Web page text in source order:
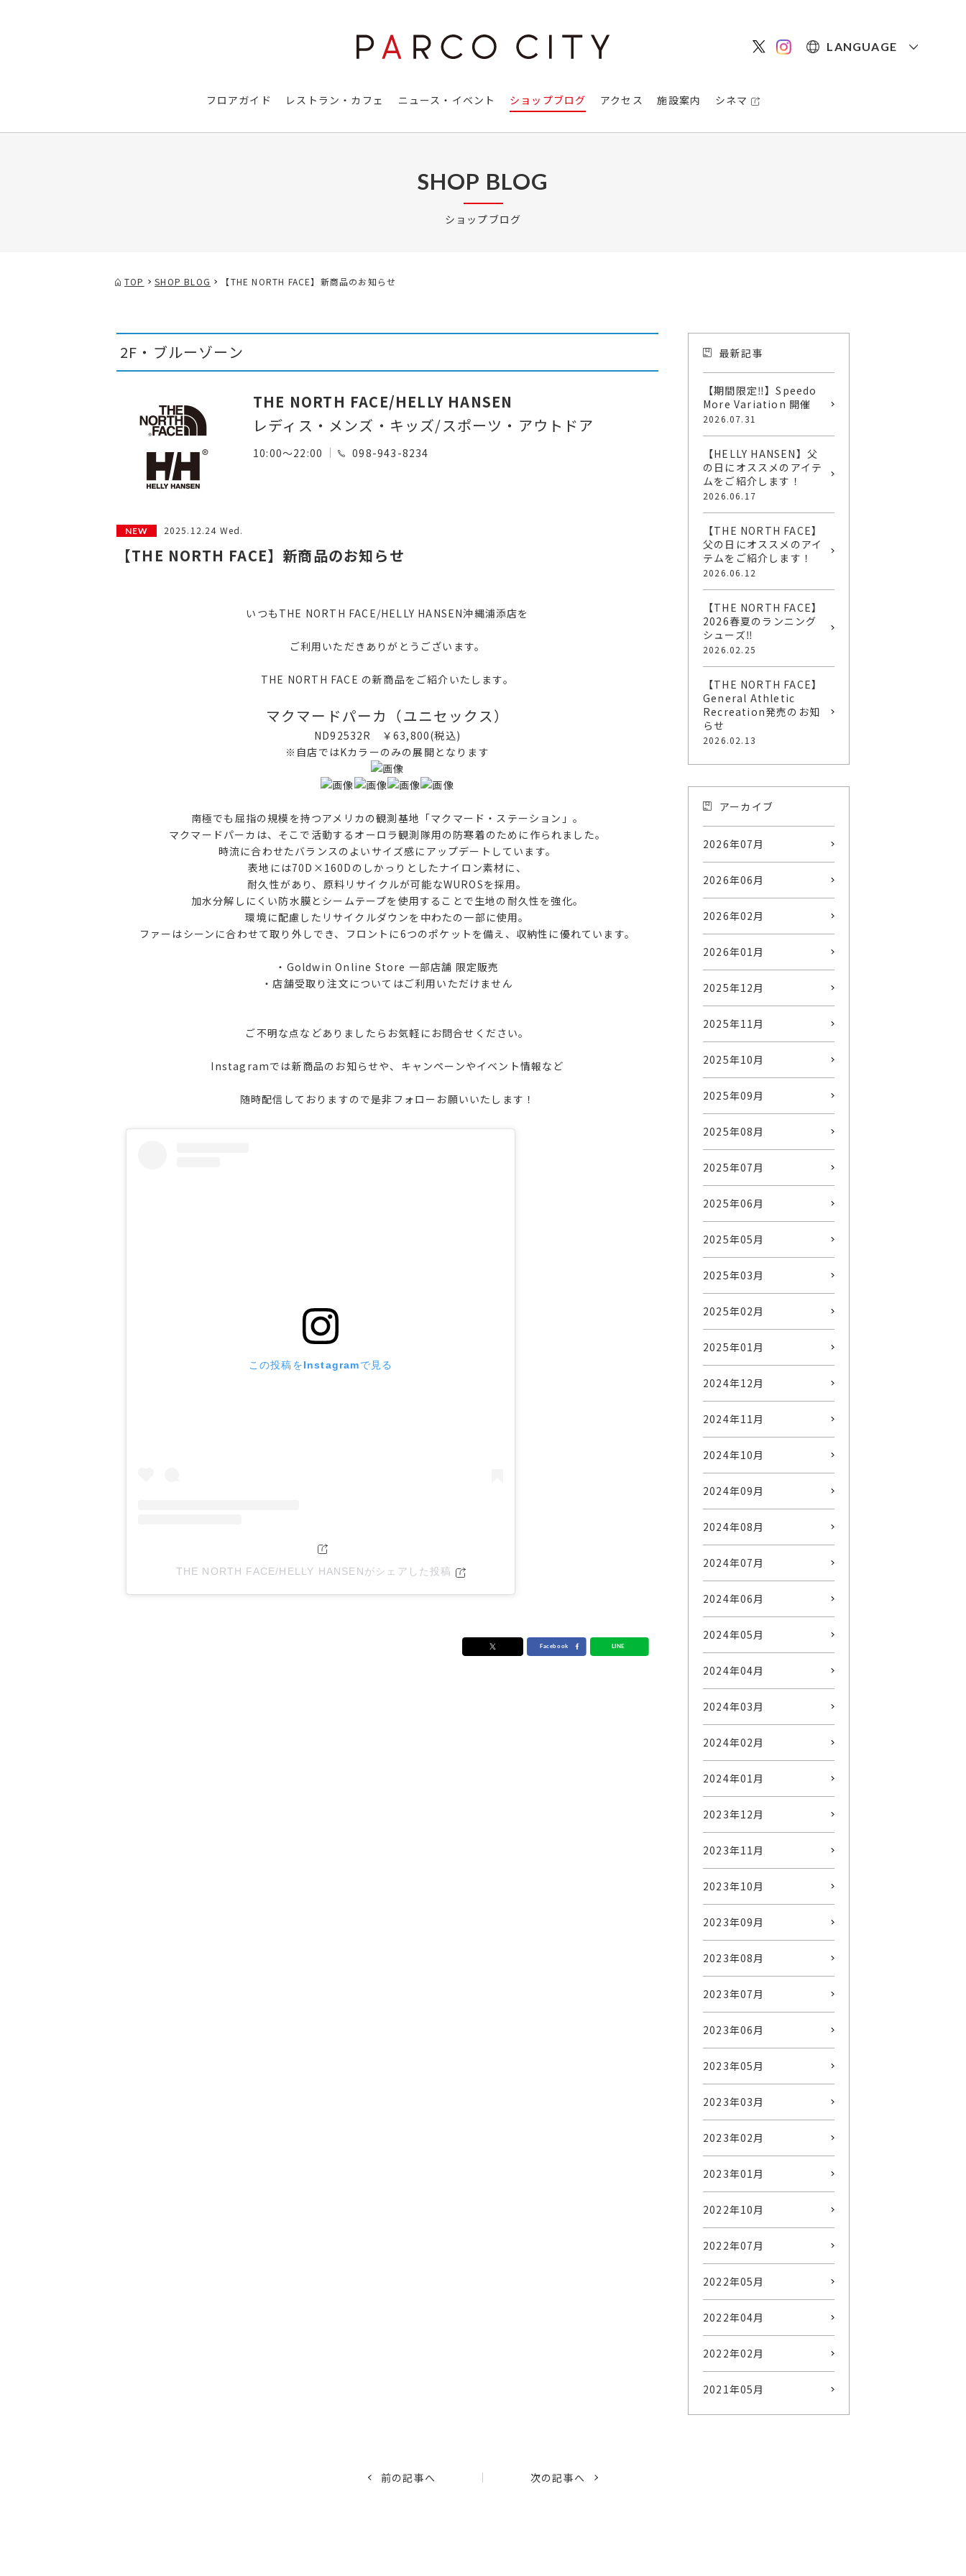
LANGUAGE
フロアガイド レストラン・カフェ ニュース・イベント ショップブログ アクセス 施設案内 シネマ
SHOP BLOG
ショップブログ
TOP SHOP BLOG 【THE NORTH FACE】新商品のお知らせ
2F・ブルーゾーン
THE NORTH FACE/HELLY HANSEN
レディス・メンズ・キッズ/スポーツ・アウトドア
10:00～22:00 098-943-8234
2025.12.24 Wed.
【THE NORTH FACE】新商品のお知らせ
いつもTHE NORTH FACE/HELLY HANSEN沖縄浦添店を
ご利用いただきありがとうございます。
THE NORTH FACE の新商品をご紹介いたします。
マクマードパーカ（ユニセックス）
ND92532R ￥63,800(税込)
※自店ではKカラーのみの展開となります
南極でも屈指の規模を持つアメリカの観測基地「マクマード・ステーション」。
マクマードパーカは、そこで活動するオーロラ観測隊用の防寒着のために作られました。
時流に合わせたバランスのよいサイズ感にアップデートしています。
表地には70D×160Dのしかっりとしたナイロン素材に、
耐久性があり、原料リサイクルが可能なWUROSを採用。
加水分解しにくい防水膜とシームテープを使用することで生地の耐久性を強化。
環境に配慮したリサイクルダウンを中わたの一部に使用。
ファーはシーンに合わせて取り外しでき、フロントに6つのポケットを備え、収納性に優れています。
・Goldwin Online Store 一部店舗 限定販売
・店舗受取り注文についてはご利用いただけません
ご不明な点などありましたらお気軽にお問合せください。
Instagramでは新商品のお知らせや、キャンペーンやイベント情報など
随時配信しておりますので是非フォローお願いいたします！
この投稿をInstagramで見る
THE NORTH FACE/HELLY HANSENがシェアした投稿
最新記事
【期間限定‼】Speedo
More Variation 開催
2026.07.31
【HELLY HANSEN】父
の日にオススメのアイテ
ムをご紹介します！
2026.06.17
【THE NORTH FACE】
父の日にオススメのアイ
テムをご紹介します！
2026.06.12
【THE NORTH FACE】
2026春夏のランニング
シューズ‼
2026.02.25
【THE NORTH FACE】
General Athletic
Recreation発売のお知
らせ
2026.02.13
アーカイブ
2026年07月
2026年06月
2026年02月
2026年01月
2025年12月
2025年11月
2025年10月
2025年09月
2025年08月
2025年07月
2025年06月
2025年05月
2025年03月
2025年02月
2025年01月
2024年12月
2024年11月
2024年10月
2024年09月
2024年08月
2024年07月
2024年06月
2024年05月
2024年04月
2024年03月
2024年02月
2024年01月
2023年12月
2023年11月
2023年10月
2023年09月
2023年08月
2023年07月
2023年06月
2023年05月
2023年03月
2023年02月
2023年01月
2022年10月
2022年07月
2022年05月
2022年04月
2022年02月
2021年05月
前の記事へ 次の記事へ